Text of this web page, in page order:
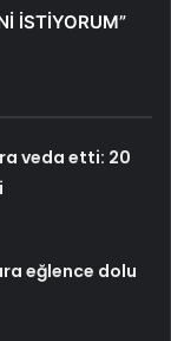
İSTİYORUM”
veda etti: 20
eğlence dolu